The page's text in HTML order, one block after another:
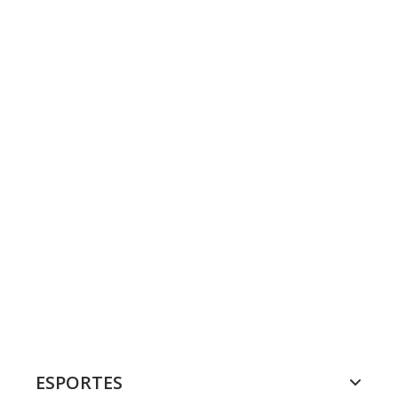
ESPORTES